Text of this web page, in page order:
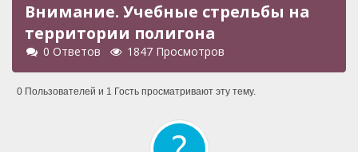
Внимание. Учебные стрельбы на
территории полигона
0 Ответов 1847 Просмотров
0 Пользователей и 1 Гость просматривают эту тему.